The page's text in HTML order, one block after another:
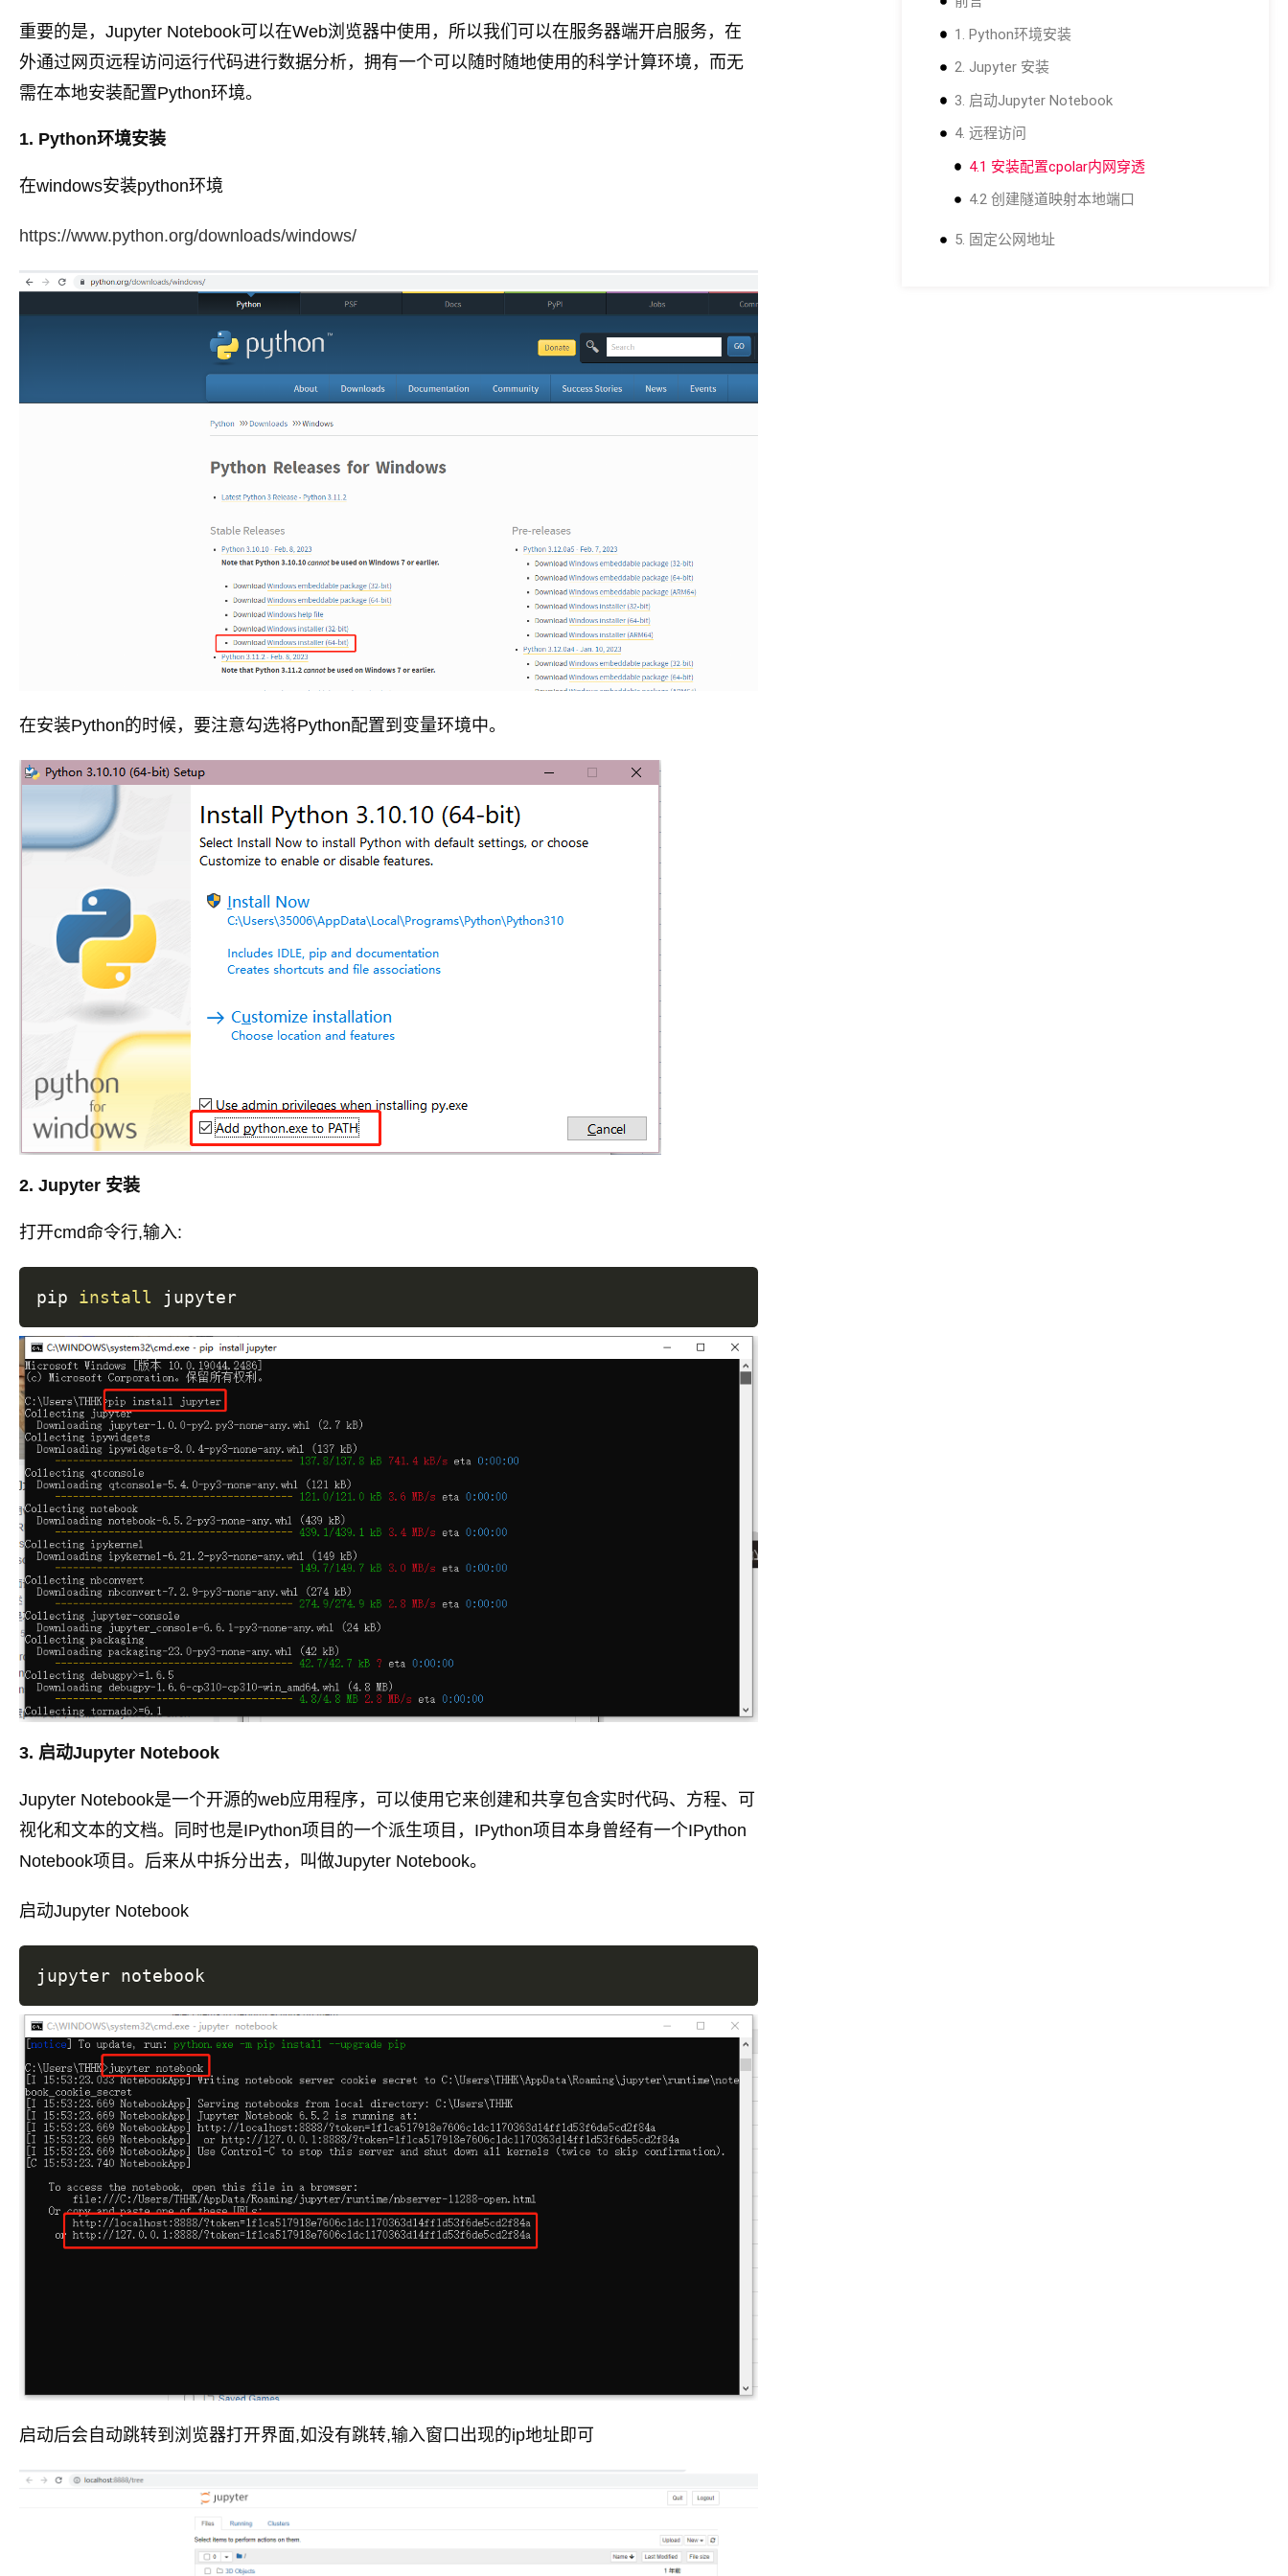
重要的是，Jupyter Notebook可以在Web浏览器中使用，所以我们可以在服务器端开启服务，在
外通过网页远程访问运行代码进行数据分析，拥有一个可以随时随地使用的科学计算环境，而无
需在本地安装配置Python环境。
1. Python环境安装
在windows安装python环境
https://www.python.org/downloads/windows/
在安装Python的时候，要注意勾选将Python配置到变量环境中。
2. Jupyter 安装
打开cmd命令行,输入:
pip install
3. 启动Jupyter Notebook
Jupyter Notebook是一个开源的web应用程序，可以使用它来创建和共享包含实时代码、方程、可
视化和文本的文档。同时也是IPython项目的一个派生项目，IPython项目本身曾经有一个IPython
Notebook项目。后来从中拆分出去，叫做Jupyter Notebook。
启动Jupyter Notebook
启动后会自动跳转到浏览器打开界面,如没有跳转,输入窗口出现的ip地址即可
1. Python环境安装
2. Jupyter 安装
3. 启动Jupyter Notebook
4. 远程访问
4.1 安装配置cpolar内网穿透
4.2 创建隧道映射本地端口
5. 固定公网地址